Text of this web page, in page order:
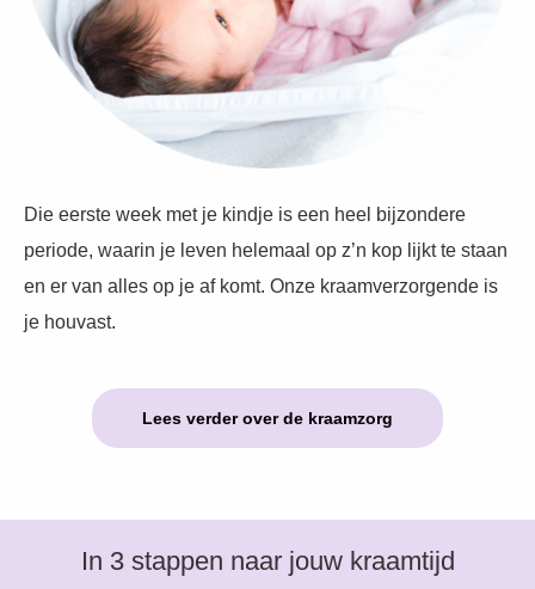
Die eerste week met je kindje is een heel bijzondere
periode, waarin je leven helemaal op z’n kop lijkt te staan
en er van alles op je af komt. Onze kraamverzorgende is
je houvast.
Lees verder over de kraamzorg
In 3 stappen naar jouw kraamtijd